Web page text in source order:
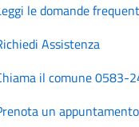
le domande
Assistenza
il comune 0583-
un appuntamento